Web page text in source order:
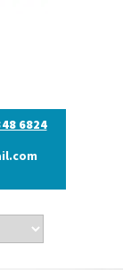
6824